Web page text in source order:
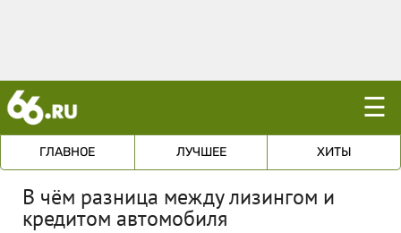
☰
ГЛАВНОЕ ЛУЧШЕЕ ХИТЫ
В чём разница между лизингом и
кредитом автомобиля